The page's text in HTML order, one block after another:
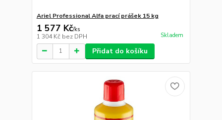
Ariel Professional Alfa prací prášek 15 kg
1 577 Kč/ks
1 304 Kč bez DPH Skladem
Přidat do košíku